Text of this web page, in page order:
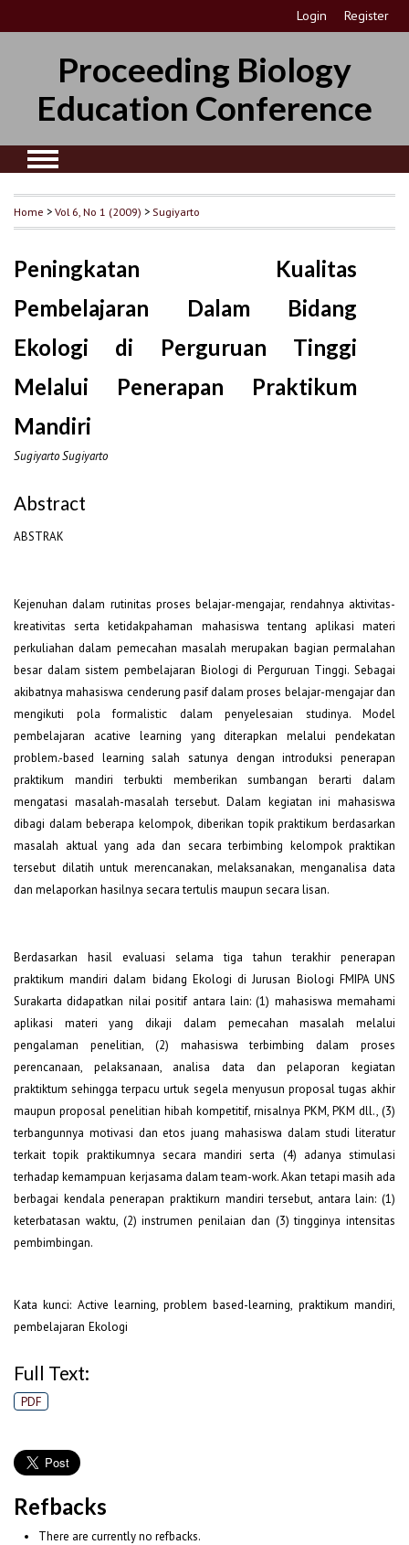
Login Register
Proceeding Biology
Education Conference
Home >Vol 6, No 1 (2009) > Sugiyarto
Peningkatan Kualitas
Pembelajaran Dalam Bidang
Ekologi di Perguruan Tinggi
Melalui Penerapan Praktikum
Mandiri
Sugiyarto Sugiyarto
Abstract
ABSTRAK
Kejenuhan dalam rutinitas proses belajar-mengajar, rendahnya aktivitas-
kreativitas serta ketidakpahaman mahasiswa tentang aplikasi materi
perkuliahan dalam pemecahan masalah merupakan bagian permalahan
besar dalam sistem pembelajaran Biologi di Perguruan Tinggi. Sebagai
akibatnya mahasiswa cenderung pasif dalam proses belajar-mengajar dan
mengikuti pola formalistic dalam penyelesaian studinya. Model
pembelajaran acative learning yang diterapkan melalui pendekatan
problem.-based learning salah satunya dengan introduksi penerapan
praktikum mandiri terbukti memberikan sumbangan berarti dalam
mengatasi masalah-masalah tersebut. Dalam kegiatan ini mahasiswa
dibagi dalam beberapa kelompok, diberikan topik praktikum berdasarkan
masalah aktual yang ada dan secara terbimbing kelompok praktikan
tersebut dilatih untuk merencanakan, melaksanakan, menganalisa data
dan melaporkan hasilnya secara tertulis maupun secara lisan.
Berdasarkan hasil evaluasi selama tiga tahun terakhir penerapan
praktikum mandiri dalam bidang Ekologi di Jurusan Biologi FMIPA UNS
Surakarta didapatkan nilai positif antara lain: (1) mahasiswa memahami
aplikasi materi yang dikaji dalam pemecahan masalah melalui
pengalaman penelitian, (2) mahasiswa terbimbing dalam proses
perencanaan, pelaksanaan, analisa data dan pelaporan kegiatan
praktiktum sehingga terpacu urtuk segela menyusun proposal tugas akhir
maupun proposal penelitian hibah kompetitif, rnisalnya PKM, PKM dll., (3)
terbangunnya motivasi dan etos juang mahasiswa dalam studi literatur
terkait topik praktikumnya secara mandiri serta (4) adanya stimulasi
terhadap kemampuan kerjasama dalam team-work. Akan tetapi masih ada
berbagai kendala penerapan praktikurn mandiri tersebut, antara lain: (1)
keterbatasan waktu, (2) instrumen penilaian dan (3) tingginya intensitas
pembimbingan.
Kata kunci: Active learning, problem based-learning, praktikum mandiri,
pembelajaran Ekologi
Full Text:
PDF
Refbacks
There are currently no refbacks.